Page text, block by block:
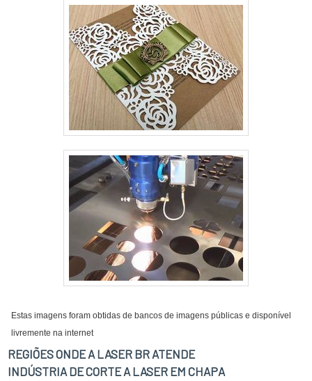
Estas imagens foram obtidas de bancos de imagens públicas e disponível
livremente na internet
REGIÕES ONDE A LASER BR ATENDE
INDÚSTRIA DE CORTE A LASER EM CHAPA